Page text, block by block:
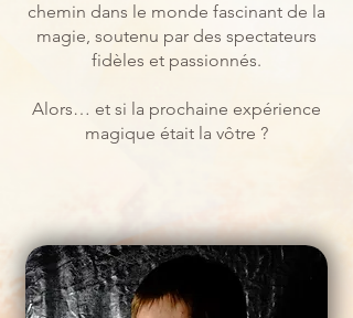
chemin dans le monde fascinant de la
magie, soutenu par des spectateurs
fidèles et passionnés.
Alors… et si la prochaine expérience
magique était la vôtre ?